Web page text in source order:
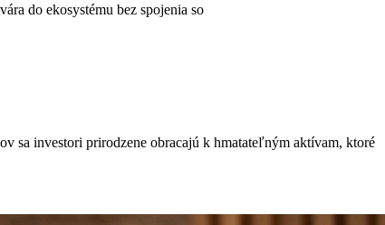
do ekosystému bez spojenia so
sa investori prirodzene obracajú k hmatateľným aktívam, ktoré